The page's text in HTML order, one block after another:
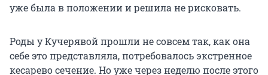
уже была в положении и решила не рисковать.
Роды у Кучерявой прошли не совсем так, как она
себе это представляла, потребовалось экстренное
кесарево сечение. Но уже через неделю после этого